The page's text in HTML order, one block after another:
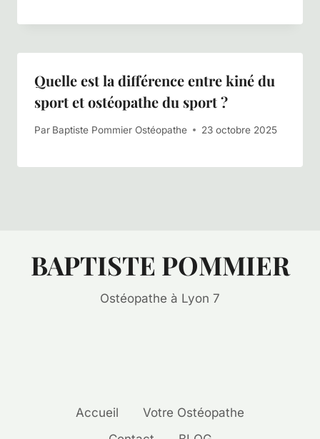
Quelle est la différence entre kiné du
sport et ostéopathe du sport ?
Par Baptiste Pommier Ostéopathe 23 octobre 2025
BAPTISTE POMMIER
Ostéopathe à Lyon 7
Accueil
Votre Ostéopathe